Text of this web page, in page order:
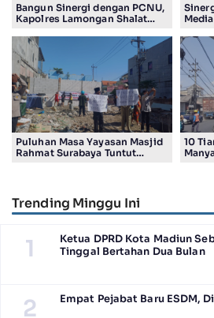
Bangun Sinergi dengan PCNU,
Kapolres Lamongan Shalat
Pengurus
Puluhan Masa Yayasan Masjid
Rahmat Surabaya Tuntut
10
Trending Minggu Ini
1
Ketua DPRD Kota Madiun
Tinggal Bertahan Dua Bulan
2 Empat Pejabat Baru ESDM,